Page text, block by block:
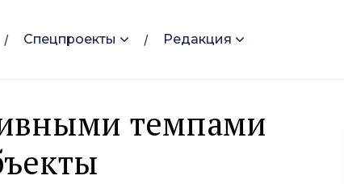
Спецпроекты Редакция
темпами